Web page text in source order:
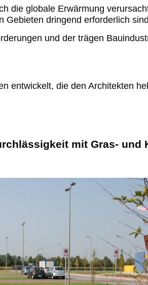
Zelte
die globale Erwärmung
Gebieten dringend erforderlich
und der trägen
entwickelt, die den Architekten
mit Gras- und